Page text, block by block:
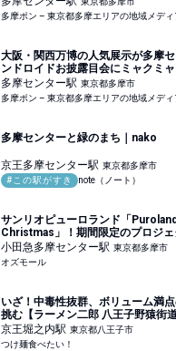
多摩ポン – 東京都多摩エリアの地域メディ
大阪・関西万博の人気展示が多摩
ンドロイドお披露目会にミャクミ
多摩ポン
多摩センター駅 東京都多摩市
多摩ポン – 東京都多摩エリアの地域メディ
多摩センターと緑のまち｜nako
京王多摩センター駅 東京都多摩市
#この駅がすき
note（ノート）
サンリオピューロランド「
Christmas」！期間限定のプロジ
グも - OZmall
小田急多摩センター駅 東京都多摩市
オズモール
いざ！中毒性抜群、ボリューム満
挑む【ラーメン二郎 八王子野猿街
つけ麺食べたい！
京王堀之内駅 東京都八王子市
つけ麺食べたい！